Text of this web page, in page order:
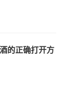
的正确打开方